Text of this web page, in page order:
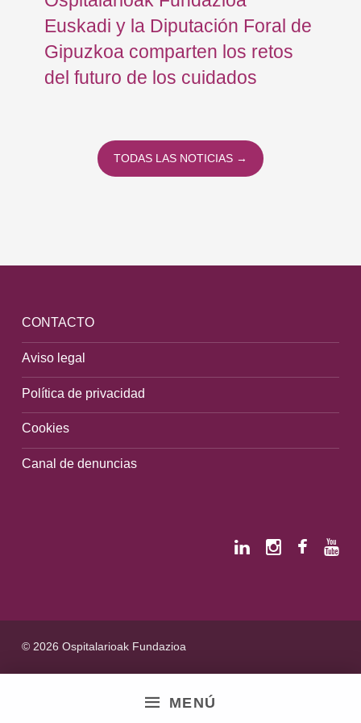
MENÚ
Euskadi y la Diputación Foral de
Gipuzkoa comparten los retos
del futuro de los cuidados
TODAS LAS NOTICIAS →
CONTACTO
Aviso legal
Política de privacidad
Cookies
Canal de denuncias
© 2026 Ospitalarioak Fundazioa